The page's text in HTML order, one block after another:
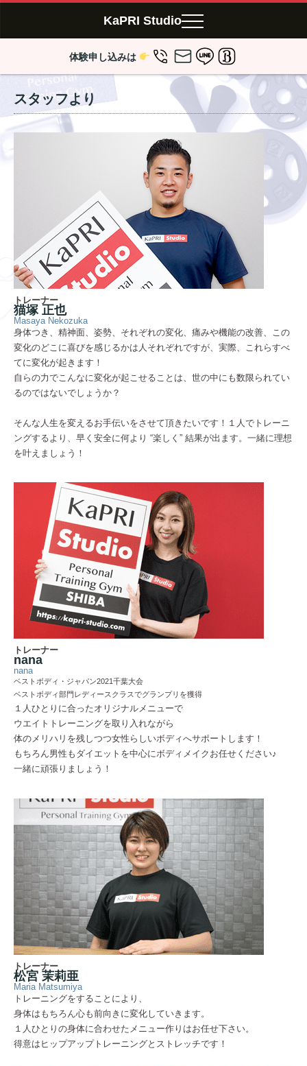
KaPRI Studio
体験申し込みは
スタッフより
トレーナー
猫塚 正也
Masaya Nekozuka
身体つき、精神面、姿勢、それぞれの変化、痛みや機能の改善、この
変化のどこに喜びを感じるかは人それぞれですが、実際、これらすべ
てに変化が起きます！
自らの力でこんなに変化が起こせることは、世の中にも数限られてい
るのではないでしょうか？
そんな人生を変えるお手伝いをさせて頂きたいです！１人でトレーニ
ングするより、早く安全に何より “楽しく” 結果が出ます。一緒に理想
を叶えましょう！
トレーナー
nana
nana
ベストボディ・ジャパン2021千葉大会
ベストボディ部門レディースクラスでグランプリを獲得
１人ひとりに合ったオリジナルメニューで
ウエイトトレーニングを取り入れながら
体のメリハリを残しつつ女性らしいボディへサポートします！
もちろん男性もダイエットを中心にボディメイクお任せください♪
一緒に頑張りましょう！
トレーナー
松宮 茉莉亜
Maria Matsumiya
トレーニングをすることにより、
身体はもちろん心も前向きに変化していきます。
１人ひとりの身体に合わせたメニュー作りはお任せ下さい。
得意はヒップアップトレーニングとストレッチです！